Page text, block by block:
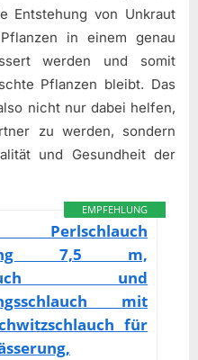
Entstehung von Unkraut
in einem genau
werden und somit
Pflanzen bleibt. Das
nicht nur dabei helfen,
zu werden, sondern
und Gesundheit der
EMPFEHLUNG
7,5 m,
und
mit
für